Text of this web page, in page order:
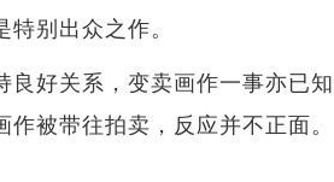
别出众之作。
良好关系，变卖画作一事亦已
被带往拍卖，反应并不正面。